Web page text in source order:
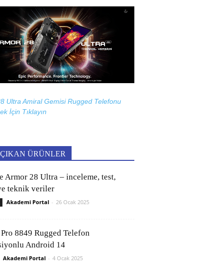
Ultra Amiral Gemisi Rugged Telefonu
İçin Tıklayın
ÜRÜNLER
Armor 28 Ultra – inceleme, test,
teknik veriler
Akademi Portal - 26 Ocak 2025
8849 Rugged Telefon
Android 14
Akademi Portal - 4 Ocak 2025